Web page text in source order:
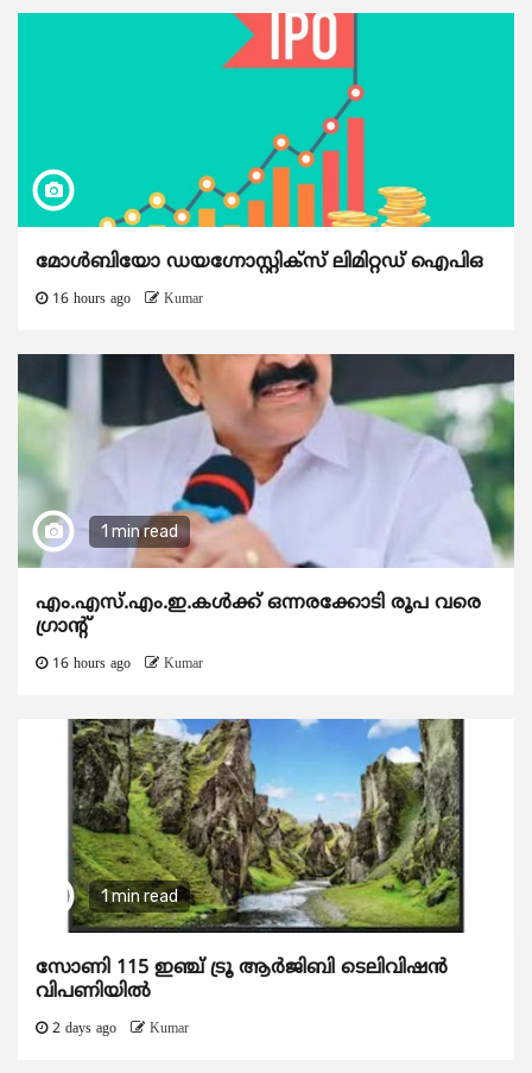
മോൾബിയോ ഡയഗ്നോസ്റ്റിക്സ് ലിമിറ്റഡ് ഐപിഒ
16 hours ago Kumar
1 min read
എം.എസ്.എം.ഇ.കൾക്ക് ഒന്നരക്കോടി രൂപ വരെ
ഗ്രാന്റ്
16 hours ago Kumar
1 min read
സോണി 115 ഇഞ്ച് ട്രൂ ആർജിബി ടെലിവിഷൻ
വിപണിയിൽ
2 days ago Kumar